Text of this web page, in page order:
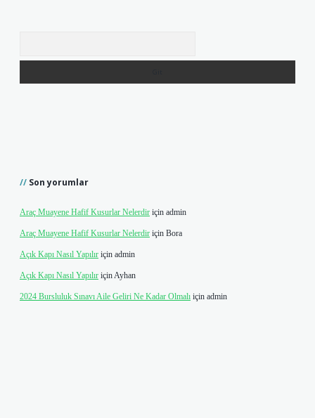
Son yorumlar
Araç Muayene Hafif Kusurlar Nelerdir için admin
Araç Muayene Hafif Kusurlar Nelerdir için Bora
Açık Kapı Nasıl Yapılır için admin
Açık Kapı Nasıl Yapılır içinAyhan
2024 Bursluluk Sınavı Aile Geliri Ne Kadar Olmalı için admin